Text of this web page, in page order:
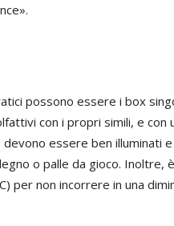
possono essere i box
con i propri simili, e con
essere ben illuminati
o palle da gioco. Inoltre,
per non incorrere in una